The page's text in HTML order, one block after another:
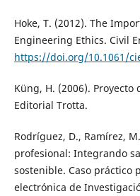
Hoke, T. (2012). The
Engineering Ethics. Civil
https://doi.org/10.1061/
Küng, H. (2006).
Editorial Trotta.
Rodríguez, D., Ramírez,
profesional: Integrando
sostenible. Caso práctico
electrónica de